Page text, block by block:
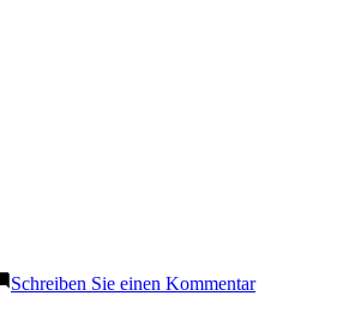
Schreiben Sie einen Kommentarzu